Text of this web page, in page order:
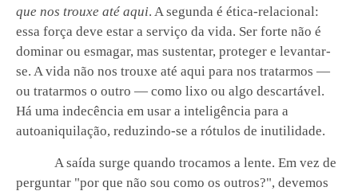
que nos trouxe até aqui. A segunda é ética-relacional:
essa força deve estar a serviço da vida. Ser forte não é
dominar ou esmagar, mas sustentar, proteger e levantar-
se. A vida não nos trouxe até aqui para nos tratarmos —
ou tratarmos o outro — como lixo ou algo descartável.
Há uma indecência em usar a inteligência para a
autoaniquilação, reduzindo-se a rótulos de inutilidade.
A saída surge quando trocamos a lente. Em vez de
perguntar "por que não sou como os outros?", devemos